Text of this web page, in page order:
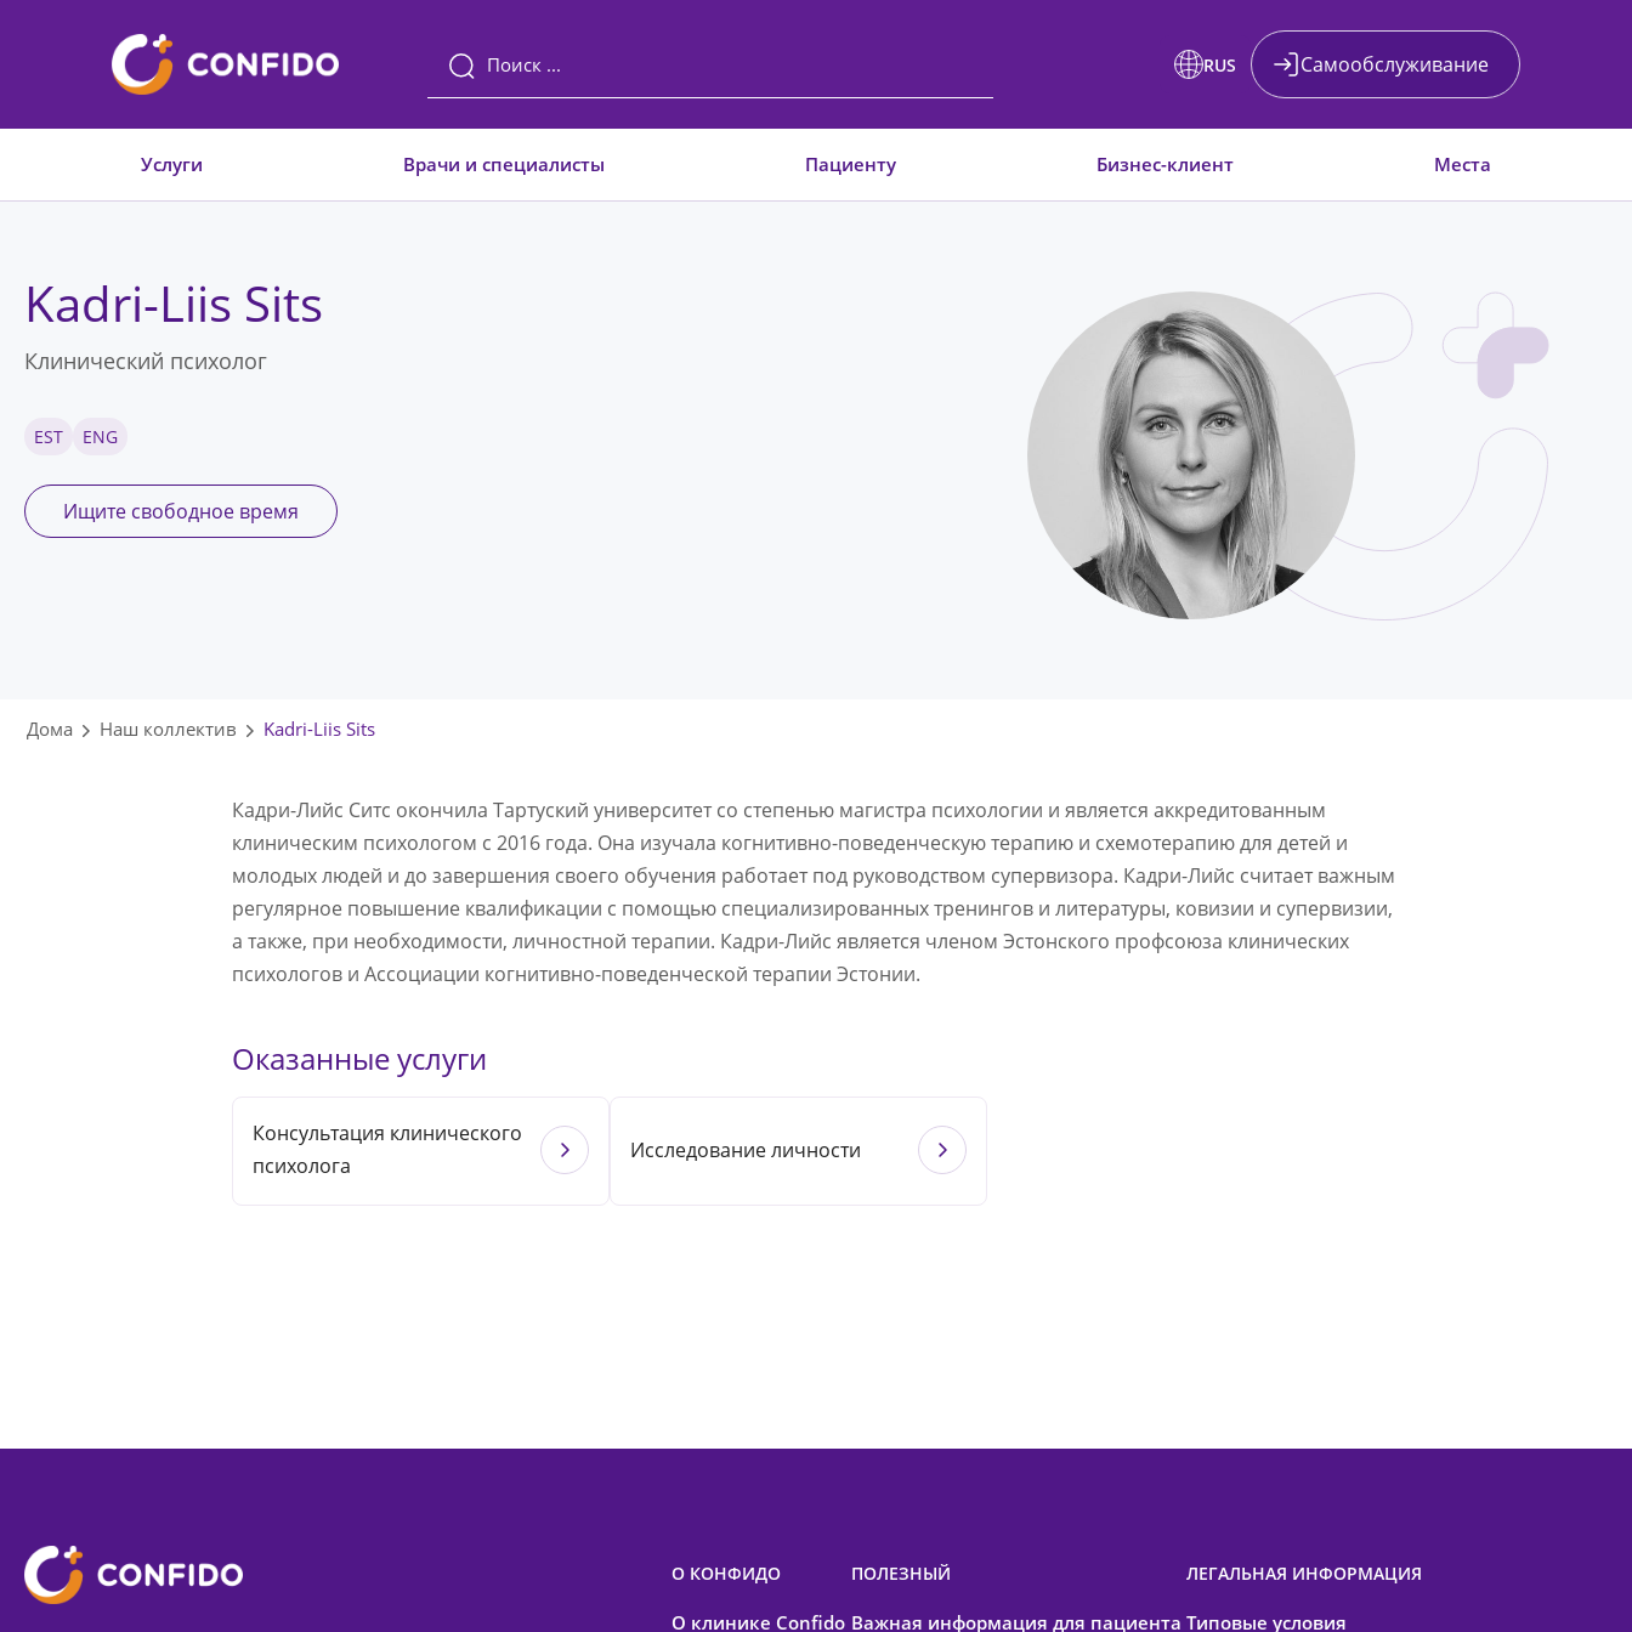
RUS Самообслуживание
Услуги Врачи и специалисты Пациенту Бизнес-клиент Места
Kadri-Liis Sits
Клинический психолог
EST ENG
Ищите свободное время
Дома Наш коллектив Kadri-Liis Sits
Кадри-Лийс Ситс окончила Тартуский университет со степенью магистра психологии и является аккредитованным
клиническим психологом с 2016 года. Она изучала когнитивно-поведенческую терапию и схемотерапию для детей и
молодых людей и до завершения своего обучения работает под руководством супервизора. Кадри-Лийс считает важным
регулярное повышение квалификации с помощью специализированных тренингов и литературы, ковизии и супервизии,
а также, при необходимости, личностной терапии. Кадри-Лийс является членом Эстонского профсоюза клинических
психологов и Ассоциации когнитивно-поведенческой терапии Эстонии.
Оказанные услуги
Консультация клинического
психолога
Исследование личности
О КОНФИДО
О клинике Confido
ПОЛЕЗНЫЙ
Важная информация для пациента
ЛЕГАЛЬНАЯ ИНФОРМАЦИЯ
Типовые условия